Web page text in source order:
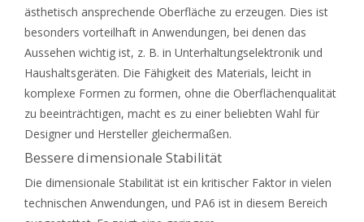
ästhetisch ansprechende Oberfläche zu erzeugen. Dies ist
besonders vorteilhaft in Anwendungen, bei denen das
Aussehen wichtig ist, z. B. in Unterhaltungselektronik und
Haushaltsgeräten. Die Fähigkeit des Materials, leicht in
komplexe Formen zu formen, ohne die Oberflächenqualität
zu beeinträchtigen, macht es zu einer beliebten Wahl für
Designer und Hersteller gleichermaßen.
Bessere dimensionale Stabilität
Die dimensionale Stabilität ist ein kritischer Faktor in vielen
technischen Anwendungen, und PA6 ist in diesem Bereich